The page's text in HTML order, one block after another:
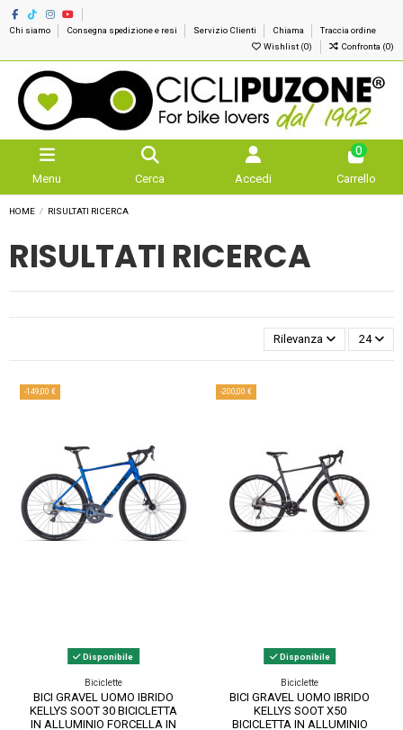
Chi siamo Consegna spedizione e resi Servizio Clienti Chiama
Traccia ordine
Wishlist (0) Confronta (0)
Menu Cerca Accedi
0
Carrello
HOME RISULTATI RICERCA
RISULTATI RICERCA
Rilevanza 24
-149,00 €
Disponibile
Biciclette
BICI GRAVEL UOMO IBRIDO
KELLYS SOOT 30 BICICLETTA
IN ALLUMINIO FORCELLA IN
-200,00 €
Disponibile
Biciclette
BICI GRAVEL UOMO IBRIDO
KELLYS SOOT X50
BICICLETTA IN ALLUMINIO